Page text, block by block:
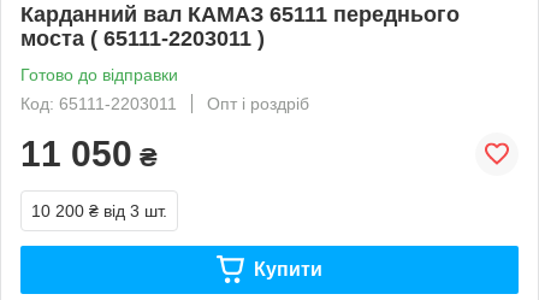
Карданний вал КАМАЗ 65111 переднього
моста ( 65111-2203011 )
Готово до відправки
Код: 65111-2203011
Опт і роздріб
11 050 ₴
10 200 ₴ від 3 шт.
Купити